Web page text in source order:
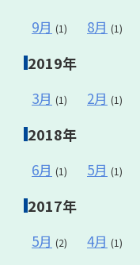
9月 (1) 8月 (1)
2019年
3月 (1) 2月 (1)
2018年
6月 (1) 5月 (1)
2017年
5月 (2) 4月 (1)